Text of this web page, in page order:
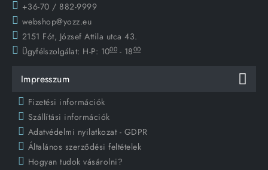
+36-70 / 882-9999
webshop@yozz.eu
2151 Fót, József Attila utca 43.
Ügyfélszolgálat: H-P: 1000 - 1800
Impresszum
Fizetési információk
Szállítási információk
Adatvédelmi nyilatkozat - GDPR
Általános szerződési feltételek
Hogyan tudok vásárolni?